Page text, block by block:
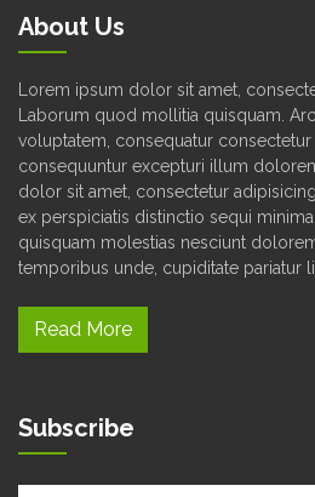
About Us
Lorem ipsum dolor sit amet,
Laborum quod mollitia quisquam.
voluptatem, consequatur
consequuntur excepturi illum
dolor sit amet, consectetur
ex perspiciatis distinctio sequi
quisquam molestias nesciunt
temporibus unde, cupiditate pariatur
Read More
Subscribe